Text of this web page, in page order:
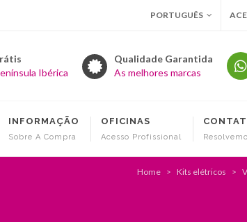
PORTUGUÊS
Ibérica
Qualidade Garantida
As melhores marcas
INFORMAÇÃO
Sobre A Compra
OFICINAS
Acesso Profissional
Home Kits elétricos